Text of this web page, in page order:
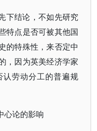
下结论，不如先研究
特点是否可被其他国
的特殊性，来否定中
，因为英美经济学家
劳动分工的普遍规
心论的影响